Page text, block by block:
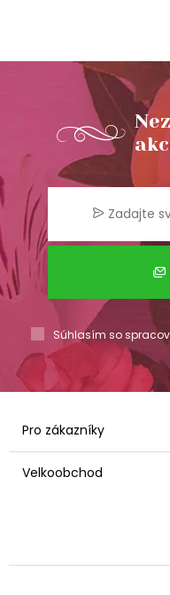
Súhlasím so
Pro zákazníky
Velkoobchod